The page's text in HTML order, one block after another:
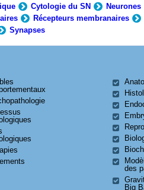
Cytologie du SN Neurones
Récepteurs membranaires
Synapses
des
Big